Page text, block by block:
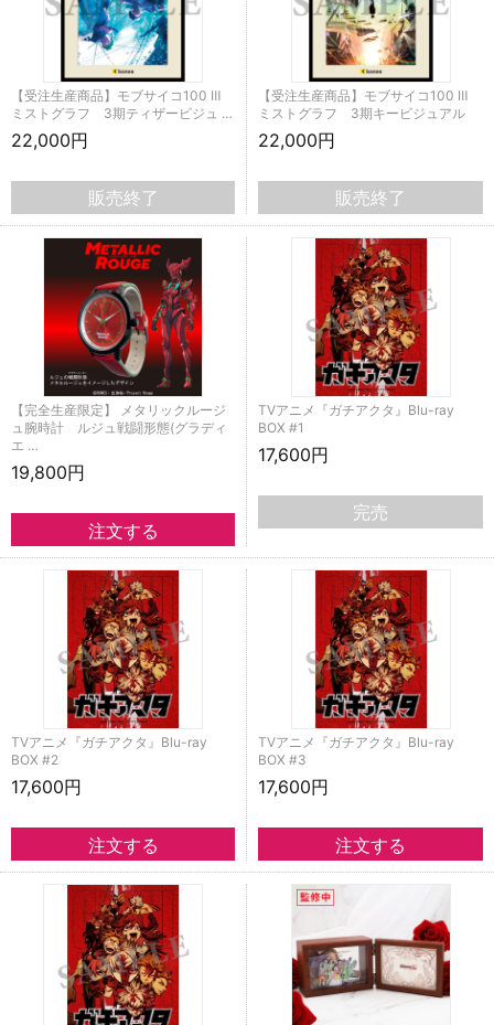
【受注生産商品】モブサイコ100 Ⅲ
ミストグラフ 3期ティザービジュ …
22,000円
販売終了
【受注生産商品】モブサイコ100 Ⅲ
ミストグラフ 3期キービジュアル
22,000円
販売終了
【完全生産限定】 メタリックルージ
ュ腕時計 ルジュ戦闘形態(グラディ
エ …
19,800円
TVアニメ『ガチアクタ』Blu-ray
BOX #1
17,600円
完売
TVアニメ『ガチアクタ』Blu-ray
BOX #2
17,600円
TVアニメ『ガチアクタ』Blu-ray
BOX #3
17,600円